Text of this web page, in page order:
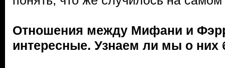
Отношения между Мифани и
интересные. Узнаем ли мы о